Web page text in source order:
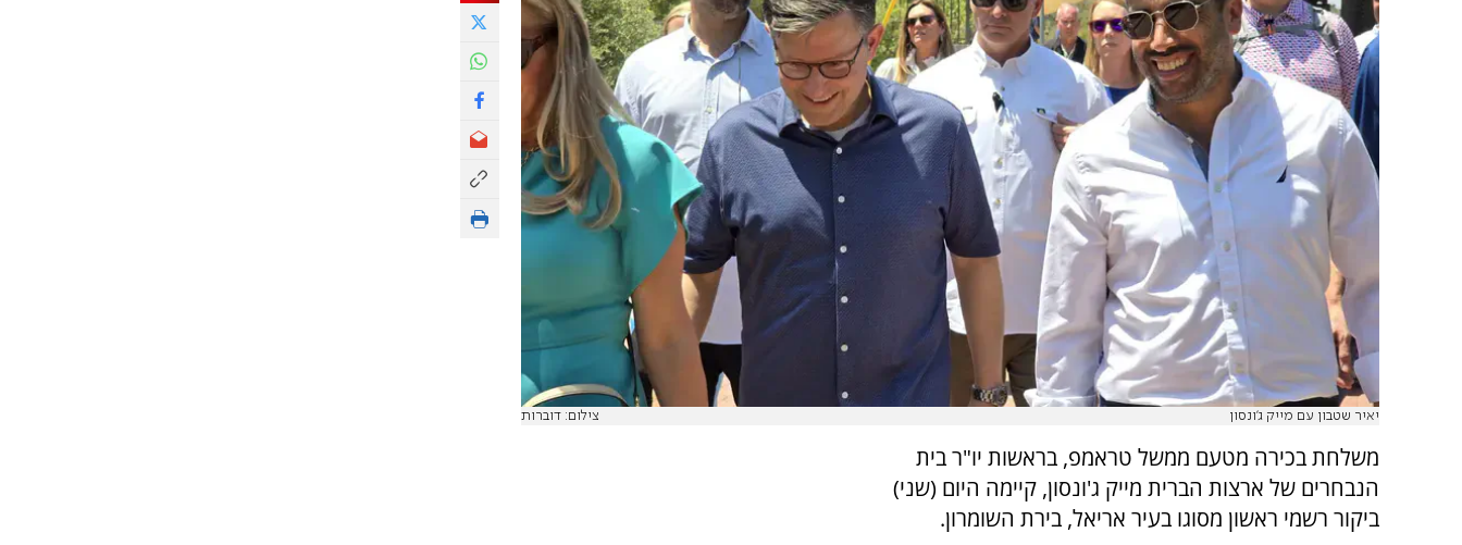
יאיר שטבון עם מייק ג'ונסון צילום: דוברות
משלחת בכירה מטעם ממשל טראמפ, בראשות יו"ר בית
הנבחרים של ארצות הברית מייק ג'ונסון, קיימה היום (שני)
ביקור רשמי ראשון מסוגו בעיר אריאל, בירת השומרון.